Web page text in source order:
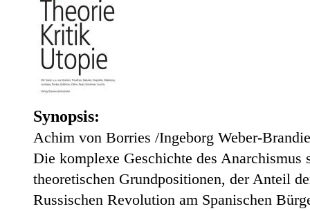
Synopsis:
Achim von Borries /Ingeborg Weber-
Die komplexe Geschichte des
theoretischen Grundpositionen, der Anteil
Russischen Revolution am Spanischen